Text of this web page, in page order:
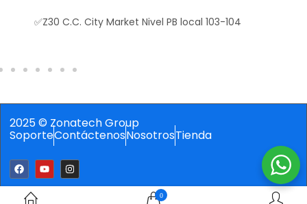
Nivel PB local 103-104
2025 © Zonatech Group
SoporteContáctenosNosotrosTienda
0